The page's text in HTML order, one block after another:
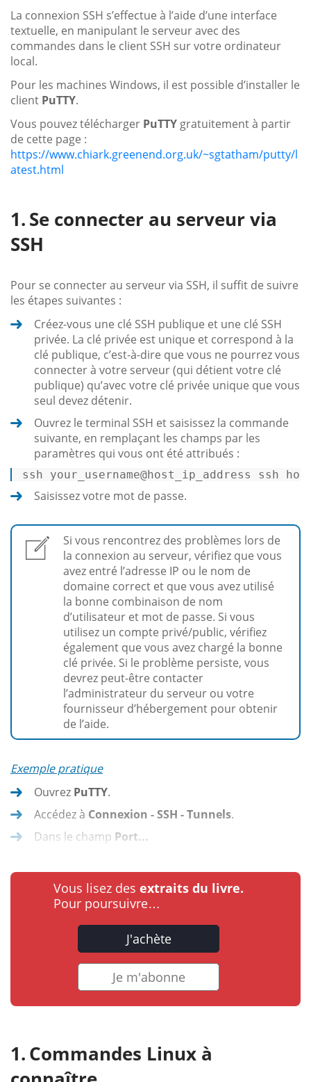
La connexion SSH s’effectue à l’aide d’une interface
textuelle, en manipulant le serveur avec des
commandes dans le client SSH sur votre ordinateur
local.
Pour les machines Windows, il est possible d’installer le
client PuTTY.
Vous pouvez télécharger PuTTY gratuitement à partir
de cette page :
https://www.chiark.greenend.org.uk/~sgtatham/putty/l
atest.html
Se connecter au serveur via
SSH
Pour se connecter au serveur via SSH, il suffit de suivre
les étapes suivantes :
Créez-vous une clé SSH publique et une clé SSH
privée. La clé privée est unique et correspond à la
clé publique, c’est-à-dire que vous ne pourrez vous
connecter à votre serveur (qui détient votre clé
publique) qu’avec votre clé privée unique que vous
seul devez détenir.
Ouvrez le terminal SSH et saisissez la commande
suivante, en remplaçant les champs par les
paramètres qui vous ont été attribués :
ssh your_username@host_ip_address ssh
Saisissez votre mot de passe.
Si vous rencontrez des problèmes lors de
la connexion au serveur, vérifiez que vous
avez entré l’adresse IP ou le nom de
domaine correct et que vous avez utilisé
la bonne combinaison de nom
d’utilisateur et mot de passe. Si vous
utilisez un compte privé/public, vérifiez
également que vous avez chargé la bonne
clé privée. Si le problème persiste, vous
devrez peut-être contacter
l’administrateur du serveur ou votre
fournisseur d’hébergement pour obtenir
de l’aide.
Exemple pratique
Ouvrez PuTTY.
Accédez à Connexion - SSH - Tunnels.
Dans le champ Port...
Vous lisez des extraits du livre.
Pour poursuivre…
J'achète
Je m'abonne
Commandes Linux à